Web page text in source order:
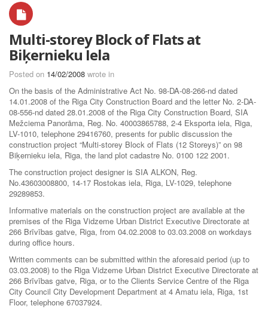
Multi-storey Block of Flats at
Biķernieku Iela
Posted on 14/02/2008 wrote in
On the basis of the Administrative Act No. 98-DA-08-266-nd dated
14.01.2008 of the Riga City Construction Board and the letter No. 2-DA-
08-556-nd dated 28.01.2008 of the Riga City Construction Board, SIA
Mežciema Panorāma, Reg. No. 40003865788, 2-4 Eksporta iela, Riga,
LV-1010, telephone 29416760, presents for public discussion the
construction project “Multi-storey Block of Flats (12 Storeys)” on 98
Biķernieku iela, Riga, the land plot cadastre No. 0100 122 2001.
The construction project designer is SIA ALKON, Reg.
No.43603008800, 14-17 Rostokas iela, Riga, LV-1029, telephone
29289853.
Informative materials on the construction project are available at the
premises of the Riga Vidzeme Urban District Executive Directorate at
266 Brīvības gatve, Riga, from 04.02.2008 to 03.03.2008 on workdays
during office hours.
Written comments can be submitted within the aforesaid period (up to
03.03.2008) to the Riga Vidzeme Urban District Executive Directorate at
266 Brīvības gatve, Riga, or to the Clients Service Centre of the Riga
City Council City Development Department at 4 Amatu iela, Riga, 1st
Floor, telephone 67037924.